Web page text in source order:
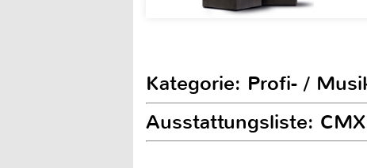
Kategorie: Profi- /
Ausstattungsliste: